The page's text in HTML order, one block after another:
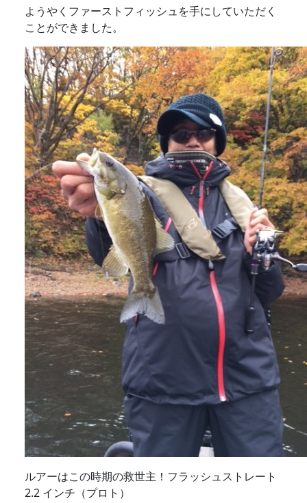
ようやくファーストフィッシュを手にしていただく
ことができました。
ルアーはこの時期の救世主！フラッシュストレート
2.2 インチ（プロト）